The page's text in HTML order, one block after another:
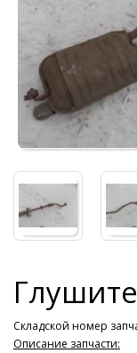
Складской номер
Описание запчасти: